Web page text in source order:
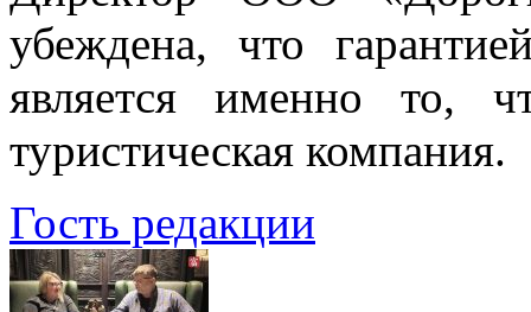
убеждена, что
является именно то,
туристическая компания.
Гость редакции